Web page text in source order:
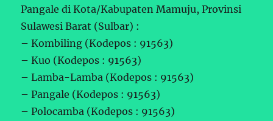
Pangale di Kota/Kabupaten Mamuju, Provinsi
Sulawesi Barat (Sulbar) :
– Kombiling (Kodepos : 91563)
– Kuo (Kodepos : 91563)
– Lamba-Lamba (Kodepos : 91563)
– Pangale (Kodepos : 91563)
– Polocamba (Kodepos : 91563)